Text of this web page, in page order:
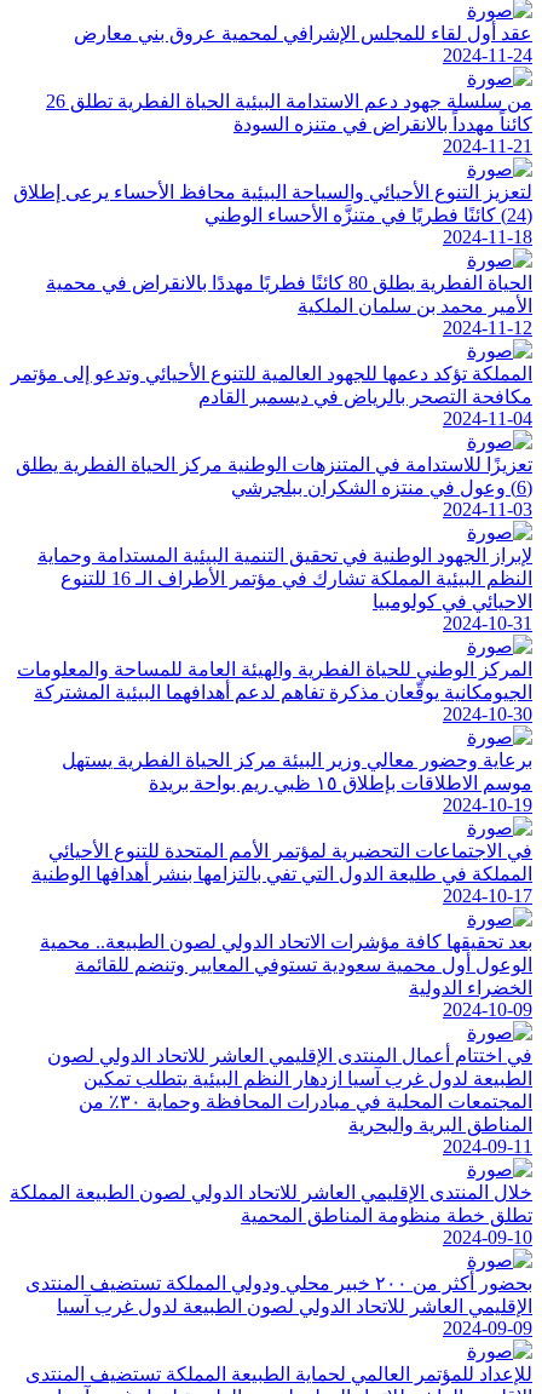
عقد أول لقاء للمجلس الإشرافي لمحمية عروق بني معارض
2024-11-24
من سلسلة جهود دعم الاستدامة البيئية الحياة الفطرية تطلق 26
كائناً مهدداً بالانقراض في متنزه السودة
2024-11-21
لتعزيز التنوع الأحيائي والسياحة البيئية محافظ الأحساء يرعى إطلاق
(24) كائنًا فطريًا في متنزَّه الأحساء الوطني
2024-11-18
الحياة الفطرية يطلق 80 كائنًا فطريًا مهددًا بالانقراض في محمية
الأمير محمد بن سلمان الملكية
2024-11-12
المملكة تؤكد دعمها للجهود العالمية للتنوع الأحيائي وتدعو إلى مؤتمر
مكافحة التصحر بالرياض في ديسمبر القادم
2024-11-04
تعزيزًا للاستدامة في المتنزهات الوطنية مركز الحياة الفطرية يطلق
(6) وعول في منتزه الشكران ببلجرشي
2024-11-03
لإبراز الجهود الوطنية في تحقيق التنمية البيئية المستدامة وحماية
النظم البيئية المملكة تشارك في مؤتمر الأطراف الـ 16 للتنوع
الاحيائي في كولومبيا
2024-10-31
المركز الوطني للحياة الفطرية والهيئة العامة للمساحة والمعلومات
الجيومكانية يوقّعان مذكرة تفاهم لدعم أهدافهما البيئية المشتركة
2024-10-30
برعاية وحضور معالي وزير البيئة مركز الحياة الفطرية يستهل
موسم الاطلاقات بإطلاق ١٥ ظبي ريم بواحة بريدة
2024-10-19
في الاجتماعات التحضيرية لمؤتمر الأمم المتحدة للتنوع الأحيائي
المملكة في طليعة الدول التي تفي بالتزامها بنشر أهدافها الوطنية
2024-10-17
بعد تحقيقها كافة مؤشرات الاتحاد الدولي لصون الطبيعة.. محمية
الوعول أول محمية سعودية تستوفي المعايير وتنضم للقائمة
الخضراء الدولية
2024-10-09
في اختتام أعمال المنتدى الإقليمي العاشر للاتحاد الدولي لصون
الطبيعة لدول غرب آسيا ازدهار النظم البيئية يتطلب تمكين
المجتمعات المحلية في مبادرات المحافظة وحماية ٣٠٪ من
المناطق البرية والبحرية
2024-09-11
خلال المنتدى الإقليمي العاشر للاتحاد الدولي لصون الطبيعة المملكة
تطلق خطة منظومة المناطق المحمية
2024-09-10
بحضور أكثر من ٢٠٠ خبير محلي ودولي المملكة تستضيف المنتدى
الإقليمي العاشر للاتحاد الدولي لصون الطبيعة لدول غرب آسيا
2024-09-09
للإعداد للمؤتمر العالمي لحماية الطبيعة المملكة تستضيف المنتدى